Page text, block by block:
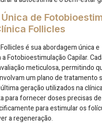
de
Follicles
é sua abordagem única e
Fotobioestimulação Capilar.
meticulosa, permitindo
um plano de tratamento
geração utilizados na
para fornecer doses precisas
para estimular os
a regeneração.